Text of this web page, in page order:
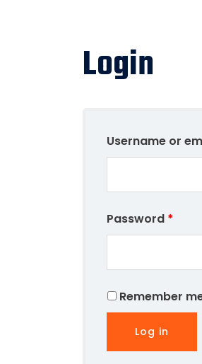
Login
Username or
Password *
Remember
Log in